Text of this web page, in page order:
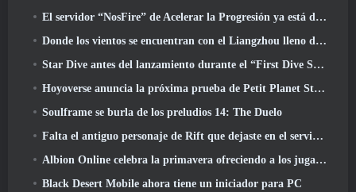
El servidor “NosFire” de Acelerar la Progresión ya está disponible en NosTale
Donde los vientos se encuentran con el Liangzhou lleno de nieve ahora disponible con el lanzamiento de la versión 1.5
Star Dive antes del lanzamiento durante el “First Dive Show”
Hoyoverse anuncia la próxima prueba de Petit Planet Stardrift
Soulframe se burla de los preludios 14: The Duelo
Falta el antiguo personaje de Rift que dejaste en el servidor muerto? Gamigo tiene una solución para eso
Albion Online celebra la primavera ofreciendo a los jugadores una linda montura de conejito
Black Desert Mobile ahora tiene un iniciador para PC